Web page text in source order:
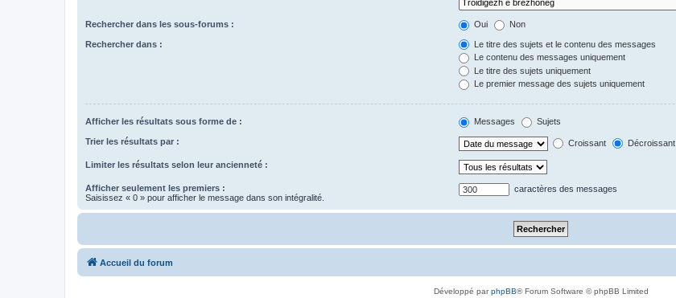
Rechercher dans les sous-forums : Oui Non
Rechercher dans :
Le titre des sujets et le contenu des messages
Le contenu des messages uniquement
Le titre des sujets uniquement
Le premier message des sujets uniquement
Afficher les résultats sous forme de : Messages Sujets
Trier les résultats par : Croissant Décroissant
Limiter les résultats selon leur ancienneté :
Afficher seulement les premiers :
Saisissez « 0 » pour afficher le message dans son intégralité.
caractères des messages
Accueil du forum
Développé parphpBB® Forum Software © phpBB Limited